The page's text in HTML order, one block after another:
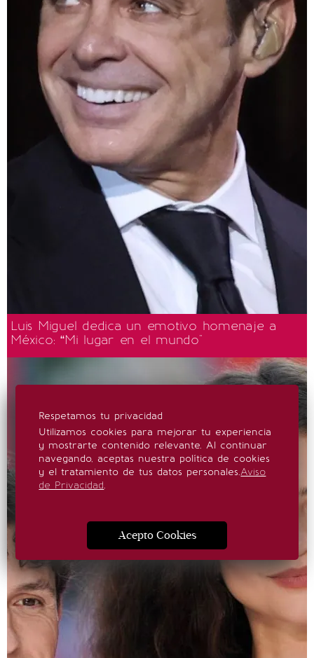
Luis Miguel dedica un emotivo homenaje a
México: “Mi lugar en el mundo"
Respetamos tu privacidad
Utilizamos cookies para mejorar tu experiencia
y mostrarte contenido relevante. Al continuar
navegando, aceptas nuestra política de cookies
y el tratamiento de tus datos personales.Aviso
de Privacidad.
Acepto Cookies